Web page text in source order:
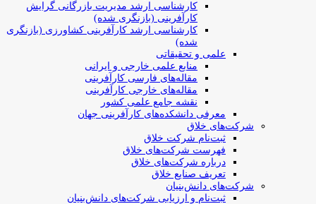
کارشناسی ارشد مدیریت بازرگانی گرایش
کارآفرینی (بازنگری شده)
کارشناسی ارشد کارآفرینی کشاورزی (بازنگری
شده)
علمی و تحقیقاتی
منابع علمی خارجی و ایرانی
مقاله‌های فارسی کارآفرینی
مقاله‌های خارجی کارآفرینی
نقشه جامع علمی کشور
معرفی دانشکده‌های کارآفرینی جهان
شرکت‌های خلاق
ثبت‌نام شرکت خلاق
فهرست شرکت‌های خلاق
درباره شرکت‌های خلاق
تعریف صنایع خلاق
شرکت‌های دانش‌بنیان
ثبت‌نام و ارزیابی شرکت‌های دانش‌بنیان